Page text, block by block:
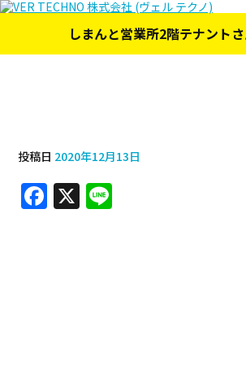
しまんと営業所2階テナント
投稿日 2020年12月13日
F
a
X